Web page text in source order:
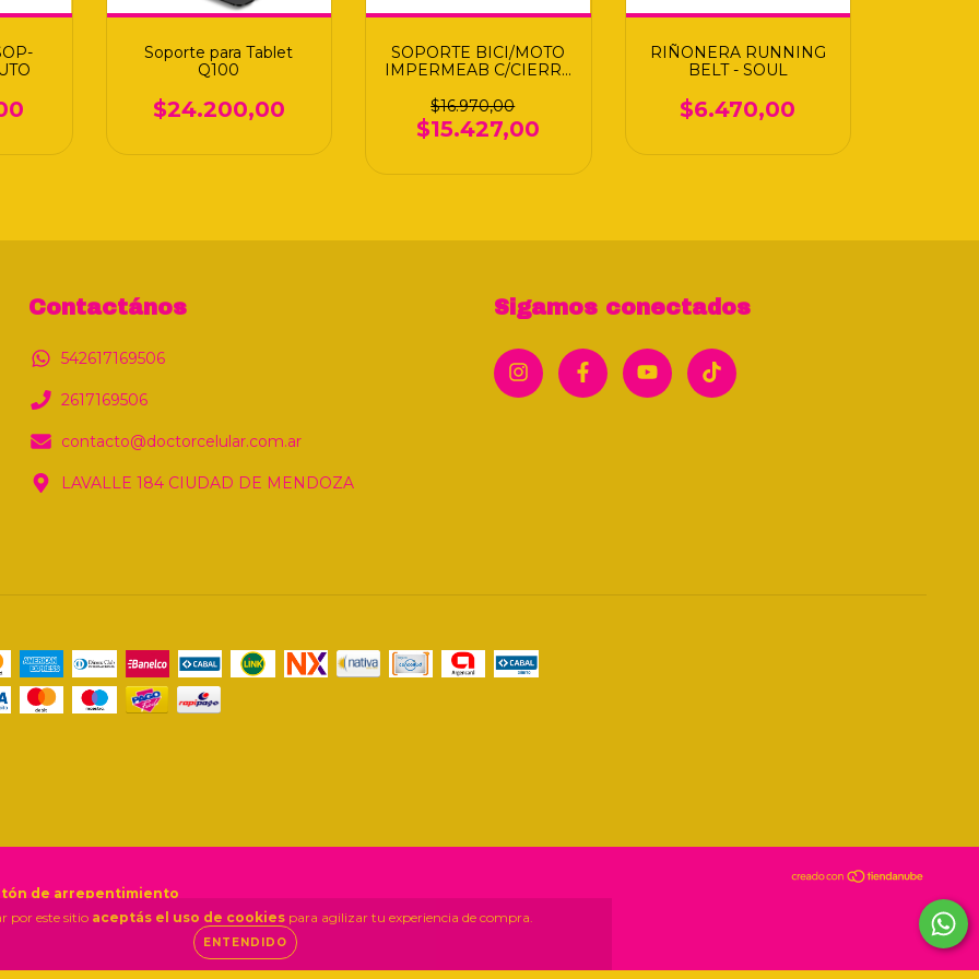
por este sitio aceptás el uso de cookies para agilizar tu experiencia de compra.
ENTENDIDO
Soporte para Tablet
Q100
$24.200,00
SOPORTE BICI/MOTO
IMPERMEAB C/CIERRE
$16.970,00
$15.427,00
RIÑONERA RUNNING
BELT - SOUL
$6.470,00
Contactános
542617169506
2617169506
contacto@doctorcelular.com.ar
LAVALLE 184 CIUDAD DE MENDOZA
Sigamos conectados
de arrepentimiento